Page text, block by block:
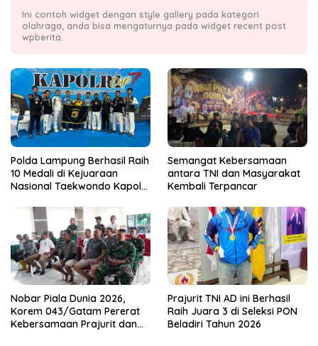
Ini contoh widget dengan style gallery pada kategori
olahraga, anda bisa mengaturnya pada widget recent post
wpberita.
Polda Lampung Berhasil Raih
10 Medali di Kejuaraan
Nasional Taekwondo Kapolri
Semangat Kebersamaan
antara TNI dan Masyarakat
Kembali Terpancar
Nobar Piala Dunia 2026,
Korem 043/Gatam Pererat
Kebersamaan Prajurit dan
Prajurit TNI AD ini Berhasil
Raih Juara 3 di Seleksi PON
Beladiri Tahun 2026